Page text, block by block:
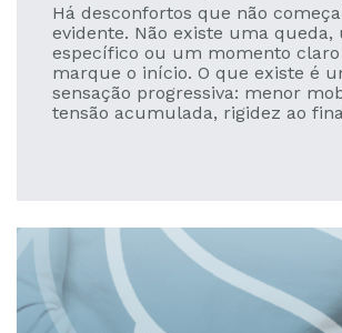
Há desconfortos que não
evidente. Não existe uma queda,
específico ou um momento
marque o início. O que existe é
sensação progressiva: menor
tensão acumulada, rigidez ao
discretos no início, mais